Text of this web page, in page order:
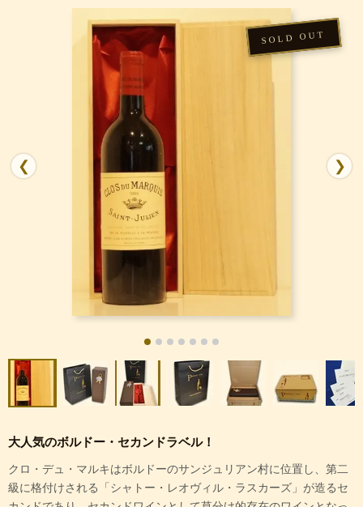
❮ ❯
大人気のボルドー・セカンドラベル！
クロ・デュ・マルキはボルドーのサンジュリアン村に位置し、第二
級に格付けされる「シャトー・レオヴィル・ラスカーズ」が造るセ